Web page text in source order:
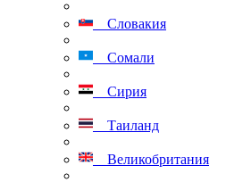
Словакия
Сомали
Сирия
Таиланд
Великобритания